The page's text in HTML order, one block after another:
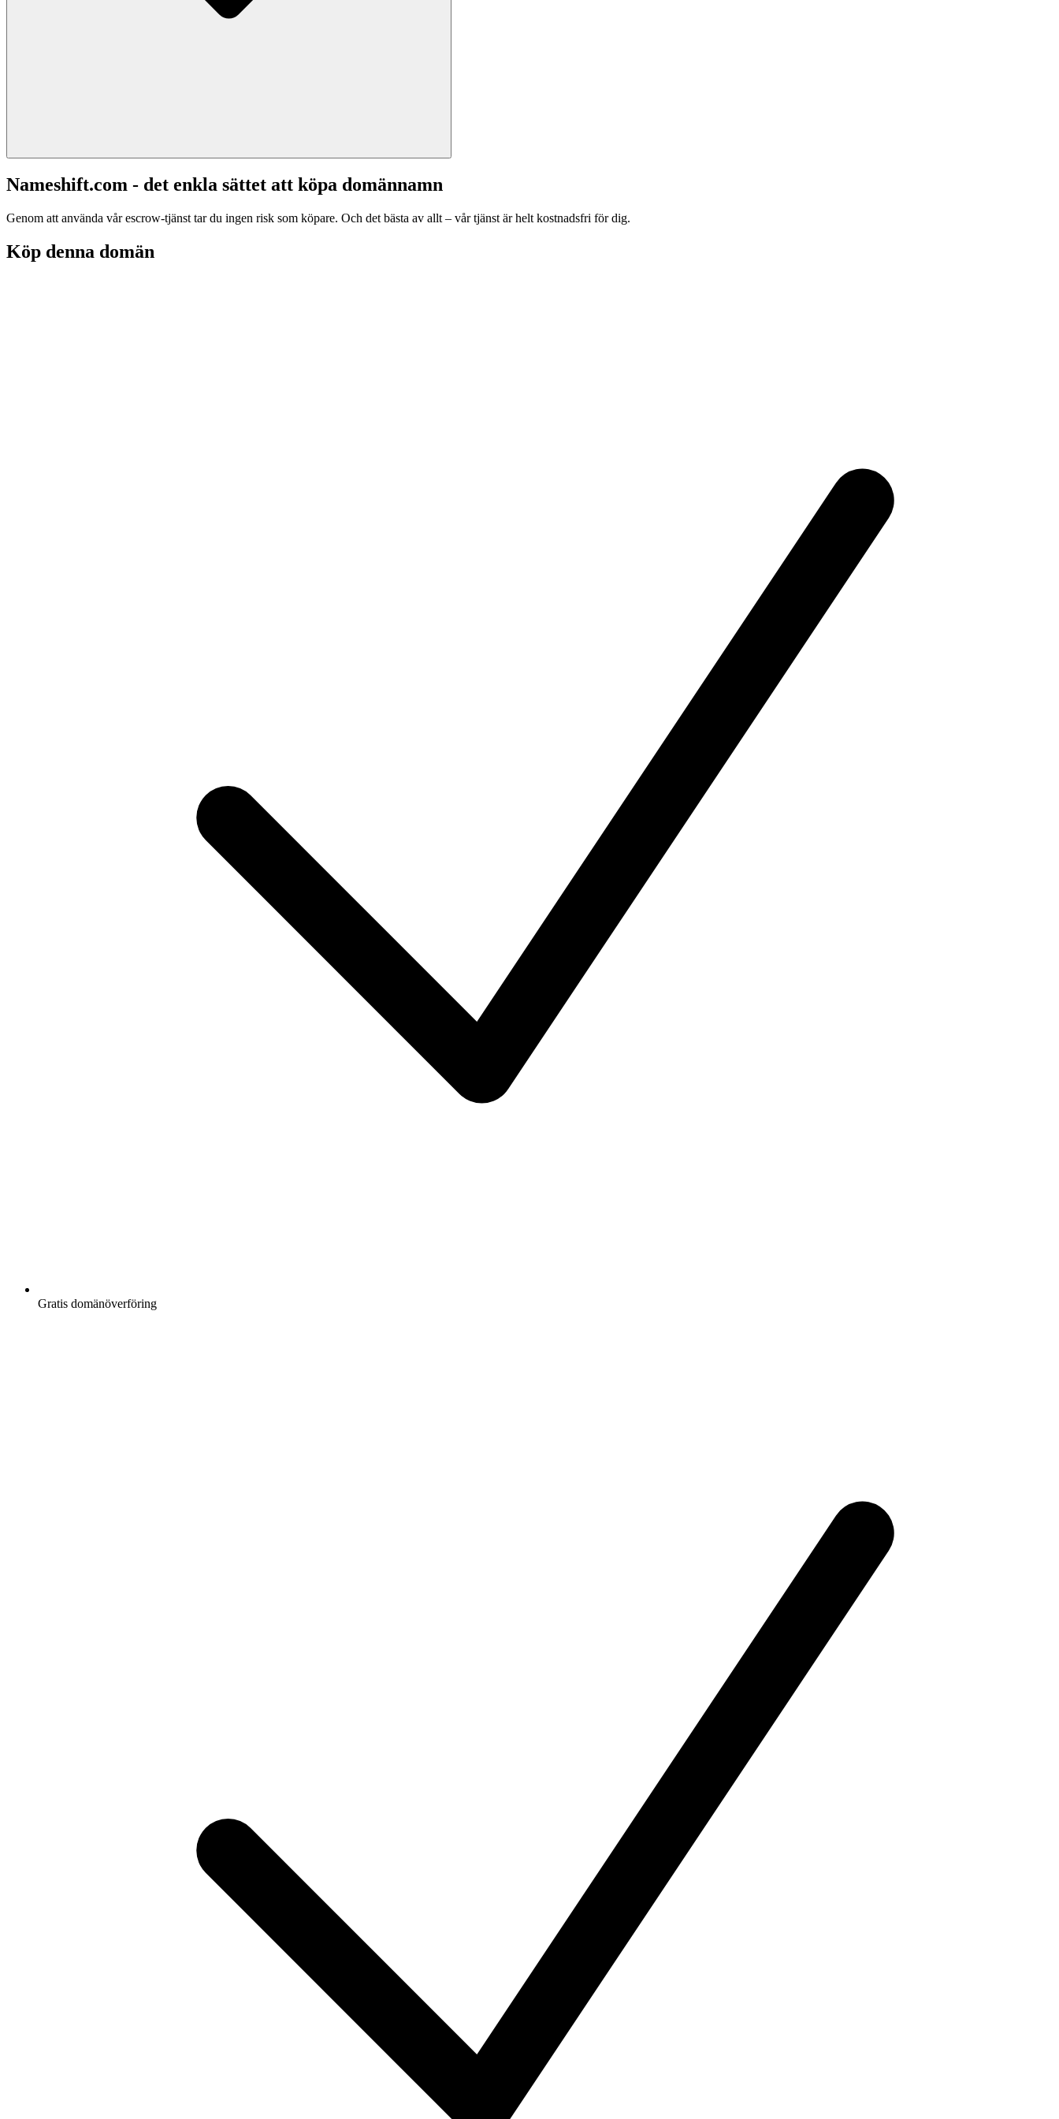
Nameshift.com - det enkla sättet att köpa domännamn
Genom att använda vår escrow-tjänst tar du ingen risk som köpare. Och det bästa av allt – vår tjänst är helt kostnadsfri för dig.
Köp denna domän
Gratis domänöverföring